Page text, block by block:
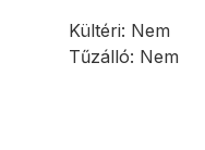
Kültéri: Nem
Tűzálló: Nem